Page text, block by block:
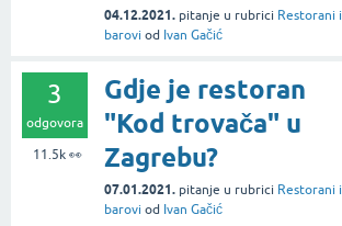
04.12.2021. pitanje u rubrici Restorani i
barovi od Ivan Gačić
3
odgovora
11.5k 👀
Gdje je restoran
"Kod trovača" u
Zagrebu?
07.01.2021. pitanje u rubrici Restorani i
barovi od Ivan Gačić